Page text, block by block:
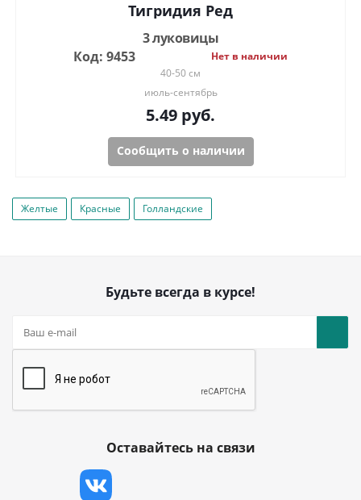
Тигридия Ред
3 луковицы
Код: 9453
Нет в наличии
40-50 см
июль-сентябрь
5.49 руб.
Сообщить о наличии
Желтые Красные Голландские
Будьте всегда в курсе!
Оставайтесь на связи